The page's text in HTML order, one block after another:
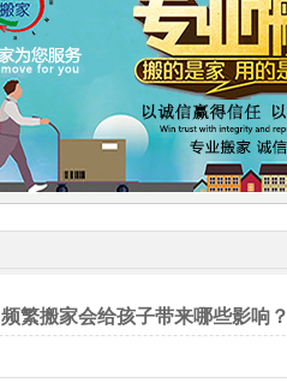
频繁搬家会给孩子带来哪些影响？